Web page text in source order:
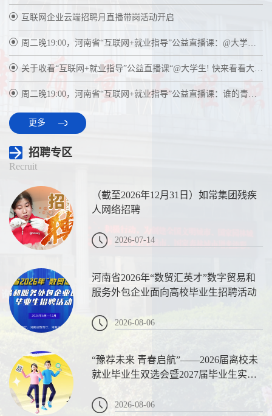
互联网企业云端招聘月直播带岗活动开启
周二晚19:00，河南省“互联网+就业指导”公益直播课：@大学生! 快来看看大家的暑期经历吧！
关于收看“互联网+就业指导”公益直播课“@大学生! 快来看看大家的暑期经历吧！的通知
周二晚19:00，河南省“互联网+就业指导”公益直播课：谁的青春不迷茫 “职” 点迷津不慌张
更多
招聘专区
Recruit
（截至2026年12月31日）如常集团残疾
人网络招聘
2026-07-14
河南省2026年“数贸汇英才”数字贸易和
服务外包企业面向高校毕业生招聘活动
2026-08-06
“豫荐未来 青春启航”——2026届离校未
就业毕业生双选会暨2027届毕业生实习
2026-08-06